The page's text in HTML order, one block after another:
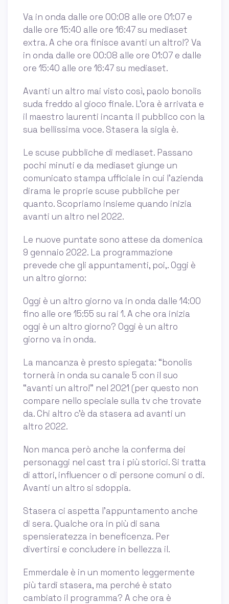
Va in onda dalle ore 00:08 alle ore 01:07 e
dalle ore 15:40 alle ore 16:47 su mediaset
extra. A che ora finisce avanti un altro!? Va
in onda dalle ore 00:08 alle ore 01:07 e dalle
ore 15:40 alle ore 16:47 su mediaset.
Avanti un altro mai visto così, paolo bonolis
suda freddo al gioco finale. L’ora è arrivata e
il maestro laurenti incanta il pubblico con la
sua bellissima voce. Stasera la sigla è.
Le scuse pubbliche di mediaset. Passano
pochi minuti e da mediaset giunge un
comunicato stampa ufficiale in cui l’azienda
dirama le proprie scuse pubbliche per
quanto. Scopriamo insieme quando inizia
avanti un altro nel 2022.
Le nuove puntate sono attese da domenica
9 gennaio 2022. La programmazione
prevede che gli appuntamenti, poi,. Oggi è
un altro giorno:
Oggi è un altro giorno va in onda dalle 14:00
fino alle ore 15:55 su rai 1. A che ora inizia
oggi è un altro giorno? Oggi è un altro
giorno va in onda.
La mancanza è presto spiegata: “bonolis
tornerà in onda su canale 5 con il suo
“avanti un altro!” nel 2021 (per questo non
compare nello speciale sulla tv che trovate
da. Chi altro c’è da stasera ad avanti un
altro 2022.
Non manca però anche la conferma dei
personaggi nel cast tra i più storici. Si tratta
di attori, influencer o di persone comuni o di.
Avanti un altro si sdoppia.
Stasera ci aspetta l’appuntamento anche
di sera. Qualche ora in più di sana
spensieratezza in beneficenza. Per
divertirsi e concludere in bellezza il.
Emmerdale è in un momento leggermente
più tardi stasera, ma perché è stato
cambiato il programma? A che ora è